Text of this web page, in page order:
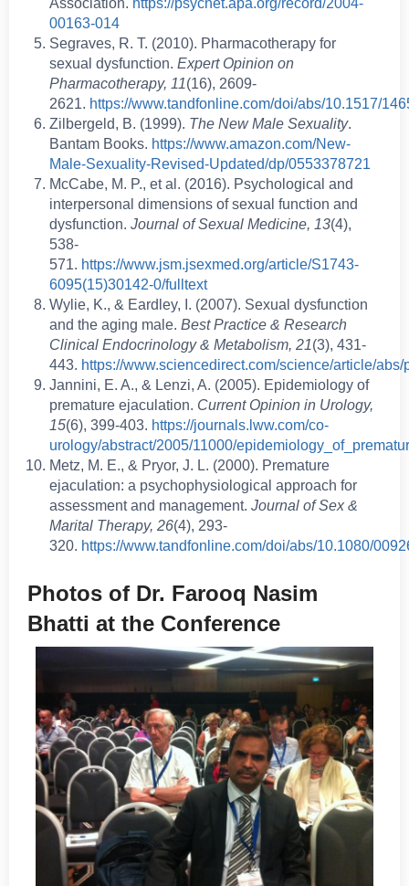
Association. https://psycnet.apa.org/record/2004-
00163-014
Segraves, R. T. (2010). Pharmacotherapy for
sexual dysfunction. Expert Opinion on
Pharmacotherapy, 11(16), 2609-
2621. https://www.tandfonline.com/doi/abs/10.1517/
Zilbergeld, B. (1999). The New Male Sexuality.
Bantam Books. https://www.amazon.com/New-
Male-Sexuality-Revised-Updated/dp/0553378721
McCabe, M. P., et al. (2016). Psychological and
interpersonal dimensions of sexual function and
dysfunction. Journal of Sexual Medicine, 13(4),
538-
571. https://www.jsm.jsexmed.org/article/S1743-
6095(15)30142-0/fulltext
Wylie, K., & Eardley, I. (2007). Sexual dysfunction
and the aging male. Best Practice & Research
Clinical Endocrinology & Metabolism, 21(3), 431-
443. https://www.sciencedirect.com/science/article/
Jannini, E. A., & Lenzi, A. (2005). Epidemiology of
premature ejaculation. Current Opinion in Urology,
15(6), 399-403. https://journals.lww.com/co-
urology/abstract/2005/11000/
Metz, M. E., & Pryor, J. L. (2000). Premature
ejaculation: a psychophysiological approach for
assessment and management. Journal of Sex &
Marital Therapy, 26(4), 293-
320. https://www.tandfonline.com/doi/abs/10.1080/
Photos of Dr. Farooq Nasim
Bhatti at the Conference